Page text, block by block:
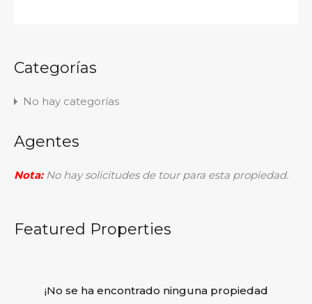
Categorías
No hay categorías
Agentes
Nota:No hay solicitudes de tour para esta propiedad.
Featured Properties
¡No se ha encontrado ninguna propiedad